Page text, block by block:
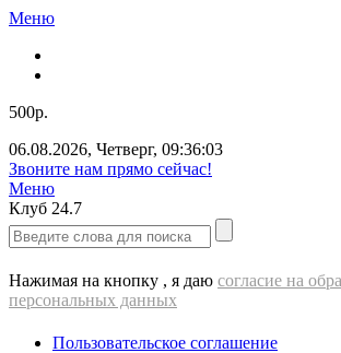
Меню
500р.
06.08.2026, Четверг, 09:36:03
ВЫЕЗД cантехника - 500 РУБЛЕЙ!!!
Меню
Клуб 24.7
Нажимая на кнопку , я даю согласие на
персональных данных
Пользовательское соглашение